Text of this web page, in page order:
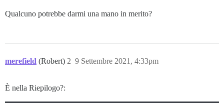
Qualcuno potrebbe darmi una mano in merito?
merefield (Robert) 9 Settembre 2021, 4:33pm
2
È nella Riepilogo?: